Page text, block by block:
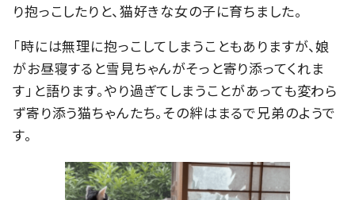
り抱っこしたりと、猫好きな女の子に育ちました。
「時には無理に抱っこしてしまうこともありますが、娘
がお昼寝すると雪見ちゃんがそっと寄り添ってくれま
す」と語ります。やり過ぎてしまうことがあっても変わら
ず寄り添う猫ちゃんたち。その絆はまるで兄弟のようで
す。